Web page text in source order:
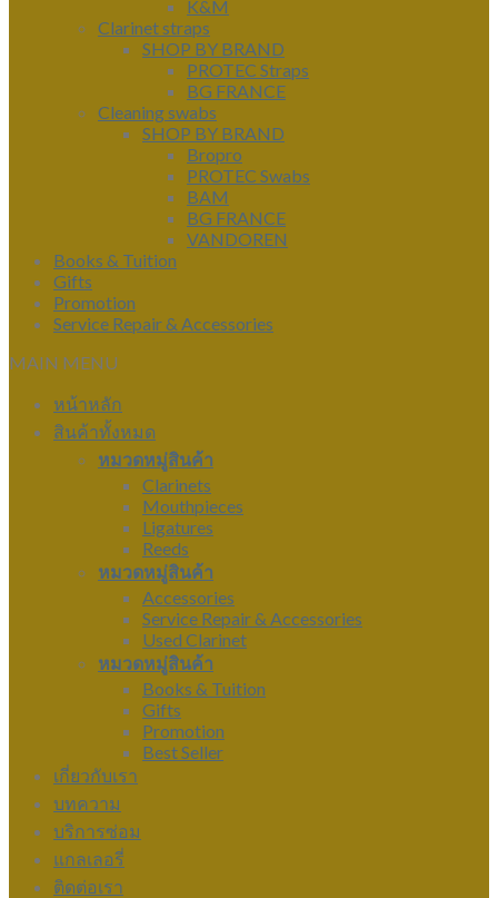
K&M
Clarinet straps
SHOP BY BRAND
PROTEC Straps
BG FRANCE
Cleaning swabs
SHOP BY BRAND
Bropro
PROTEC Swabs
BAM
BG FRANCE
VANDOREN
Books & Tuition
Gifts
Promotion
Service Repair & Accessories
MAIN MENU
หน้าหลัก
สินค้าทั้งหมด
หมวดหมู่สินค้า
Clarinets
Mouthpieces
Ligatures
Reeds
หมวดหมู่สินค้า
Accessories
Service Repair & Accessories
Used Clarinet
หมวดหมู่สินค้า
Books & Tuition
Gifts
Promotion
Best Seller
เกี่ยวกับเรา
บทความ
บริการซ่อม
แกลเลอรี่
ติดต่อเรา